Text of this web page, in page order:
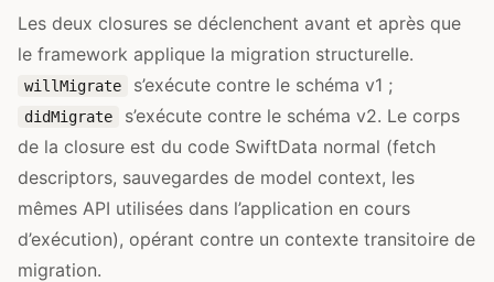
Les deux closures se déclenchent avant et après que
le framework applique la migration structurelle.
willMigrate s’exécute contre le schéma v1 ;
didMigrate
s’exécute contre le schéma v2. Le corps
de la closure est du code SwiftData normal (fetch
descriptors, sauvegardes de model context, les
mêmes API utilisées dans l’application en cours
d’exécution), opérant contre un contexte transitoire de
migration.